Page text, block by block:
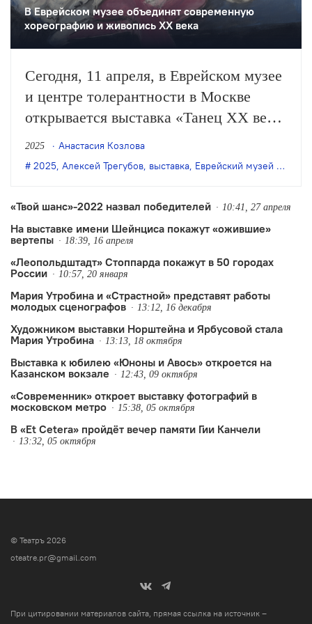
В Еврейском музее объединят современную
хореографию и живопись ХХ века
Сегодня, 11 апреля, в Еврейском музее
и центре толерантности в Москве
открывается выставка «Танец ХХ века.
Матисс, Малевич, Дягилев,
Кандинский и другие», в центре
танца и изобразительного искусства в
XX веке». Художник выставки —
Алексей Трегубов.
2025
Анастасия Козлова
2025, Алексей Трегубов, выставка, Еврейский музей и центр толерантности
«Твой шанс»-2022 назвал победителей 10:41, 27 апреля
На выставке имени Шейнциса покажут «ожившие»
вертепы
18:39, 16 апреля
«Леопольдштадт» Стоппарда покажут в 50 городах
России
10:57, 20 января
Мария Утробина и «Страстной» представят работы
молодых сценографов
13:12, 16 декабря
Художником выставки Норштейна и Ярбусовой стала
Мария Утробина
13:13, 18 октября
Выставка к юбилею «Юноны и Авось» откроется на
Казанском вокзале
12:43, 09 октября
«Современник» откроет выставку фотографий в
московском метро
15:38, 05 октября
В «Et Cetera» пройдёт вечер памяти Гии Канчели
13:32, 05 октября
© Театръ 2026
oteatre.pr@gmail.com
При цитировании материалов сайта, прямая ссылка на источник –